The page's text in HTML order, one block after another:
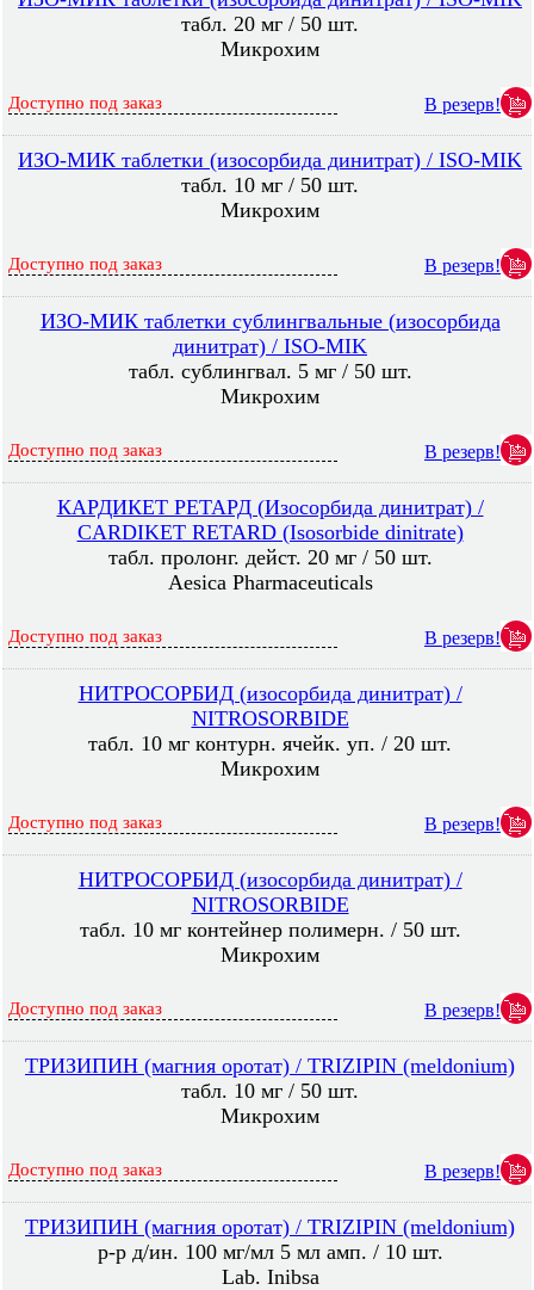
табл. 20 мг / 50 шт.
Микрохим
Доступно под заказ В резерв!
ИЗО-МИК таблетки (изосорбида динитрат) / ISO-MIK
табл. 10 мг / 50 шт.
Микрохим
Доступно под заказ В резерв!
ИЗО-МИК таблетки сублингвальные (изосорбида
динитрат) / ISO-MIK
табл. сублингвал. 5 мг / 50 шт.
Микрохим
Доступно под заказ В резерв!
КАРДИКЕТ РЕТАРД (Изосорбида динитрат) /
CARDIKET RETARD (Isosorbide dinitrate)
табл. пролонг. дейст. 20 мг / 50 шт.
Aesica Pharmaceuticals
Доступно под заказ В резерв!
НИТРОСОРБИД (изосорбида динитрат) /
NITROSORBIDE
табл. 10 мг контурн. ячейк. уп. / 20 шт.
Микрохим
Доступно под заказ В резерв!
НИТРОСОРБИД (изосорбида динитрат) /
NITROSORBIDE
табл. 10 мг контейнер полимерн. / 50 шт.
Микрохим
Доступно под заказ В резерв!
ТРИЗИПИН (магния оротат) / TRIZIPIN (meldonium)
табл. 10 мг / 50 шт.
Микрохим
Доступно под заказ В резерв!
ТРИЗИПИН (магния оротат) / TRIZIPIN (meldonium)
р-р д/ин. 100 мг/мл 5 мл амп. / 10 шт.
Lab. Inibsa